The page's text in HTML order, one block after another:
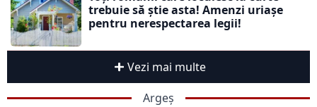
trebuie să știe asta! Amenzi uriașe
pentru nerespectarea legii!
Vezi mai multe
Argeș